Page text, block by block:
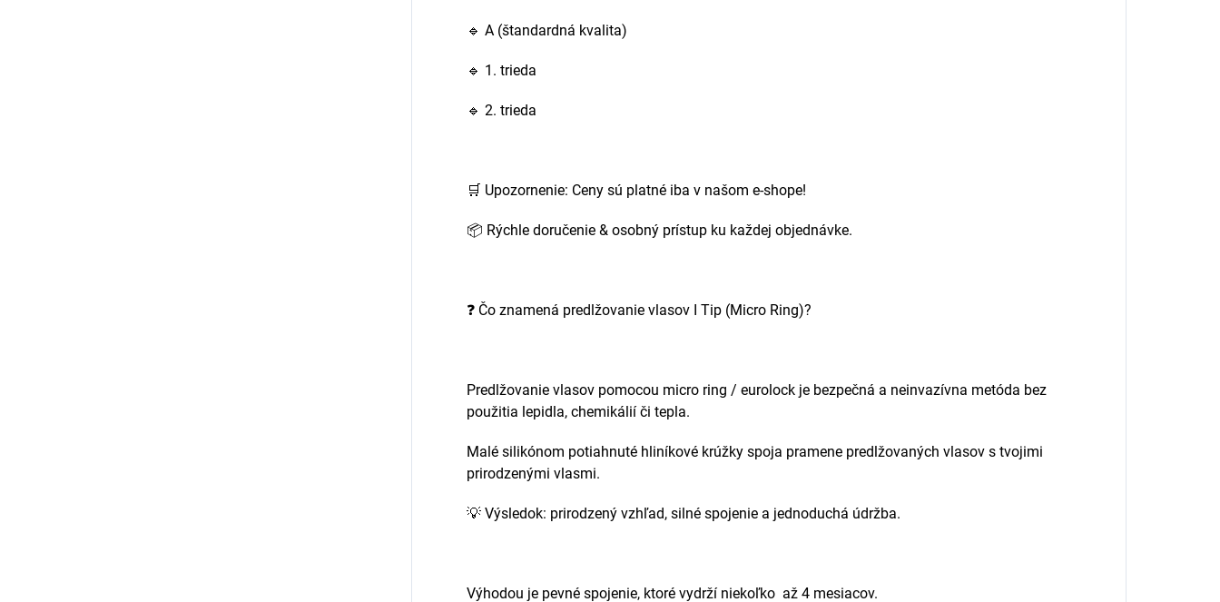
🔹 A (štandardná kvalita)
🔹 1. trieda
🔹 2. trieda
🛒 Upozornenie: Ceny sú platné iba v našom e-shope!
📦 Rýchle doručenie & osobný prístup ku každej objednávke.
❓ Čo znamená predlžovanie vlasov I Tip (Micro Ring)?
Predlžovanie vlasov pomocou micro ring / eurolock je bezpečná a neinvazívna metóda bez
použitia lepidla, chemikálií či tepla.
Malé silikónom potiahnuté hliníkové krúžky spoja pramene predlžovaných vlasov s tvojimi
prirodzenými vlasmi.
💡 Výsledok: prirodzený vzhľad, silné spojenie a jednoduchá údržba.
Výhodou je pevné spojenie, ktoré vydrží niekoľko až 4 mesiacov.